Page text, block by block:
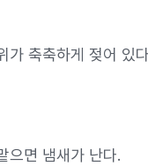
가 축축하게 젖어 있
으면 냄새가 난다.